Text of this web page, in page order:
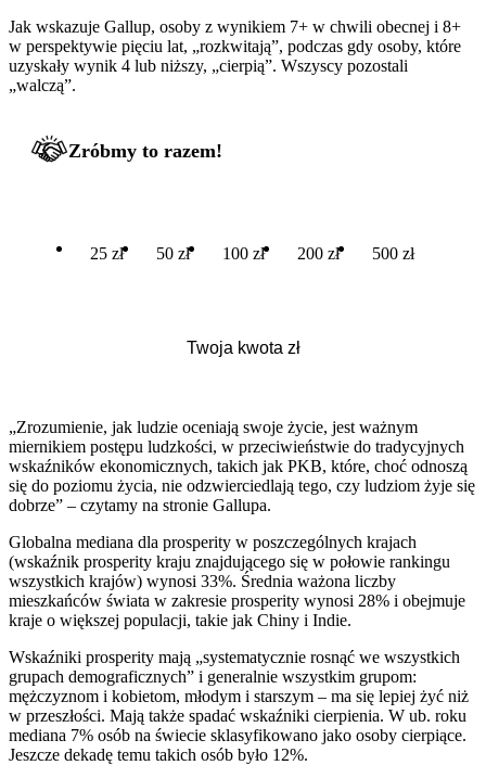
Jak wskazuje Gallup, osoby z wynikiem 7+ w chwili obecnej i 8+
w perspektywie pięciu lat, „rozkwitają”, podczas gdy osoby, które
uzyskały wynik 4 lub niższy, „cierpią”. Wszyscy pozostali
„walczą”.
Zróbmy to razem!
25 zł 50 zł 100 zł 200 zł 500 zł
„Zrozumienie, jak ludzie oceniają swoje życie, jest ważnym
miernikiem postępu ludzkości, w przeciwieństwie do tradycyjnych
wskaźników ekonomicznych, takich jak PKB, które, choć odnoszą
się do poziomu życia, nie odzwierciedlają tego, czy ludziom żyje się
dobrze” – czytamy na stronie Gallupa.
Globalna mediana dla prosperity w poszczególnych krajach
(wskaźnik prosperity kraju znajdującego się w połowie rankingu
wszystkich krajów) wynosi 33%. Średnia ważona liczby
mieszkańców świata w zakresie prosperity wynosi 28% i obejmuje
kraje o większej populacji, takie jak Chiny i Indie.
Wskaźniki prosperity mają „systematycznie rosnąć we wszystkich
grupach demograficznych” i generalnie wszystkim grupom:
mężczyznom i kobietom, młodym i starszym – ma się lepiej żyć niż
w przeszłości. Mają także spadać wskaźniki cierpienia. W ub. roku
mediana 7% osób na świecie sklasyfikowano jako osoby cierpiące.
Jeszcze dekadę temu takich osób było 12%.